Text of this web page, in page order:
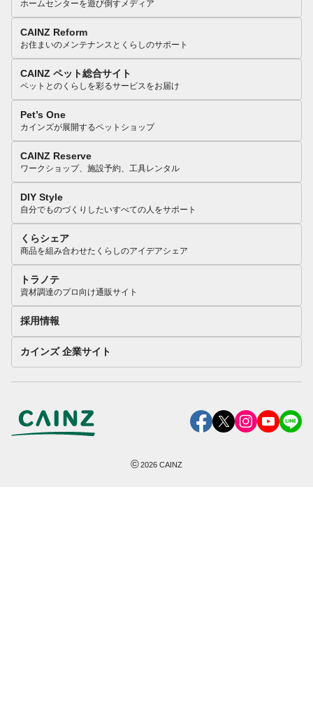
ホームセンターを遊び倒すメディア
CAINZ Reform
お住まいのメンテナンスとくらしのサポート
CAINZ ペット総合サイト
ペットとのくらしを彩るサービスをお届け
Pet’s One
カインズが展開するペットショップ
CAINZ Reserve
ワークショップ、施設予約、工具レンタル
DIY Style
自分でものづくりしたいすべての人をサポート
くらシェア
商品を組み合わせたくらしのアイデアシェア
トラノテ
資材調達のプロ向け通販サイト
採用情報
カインズ 企業サイト
©2026 CAINZ